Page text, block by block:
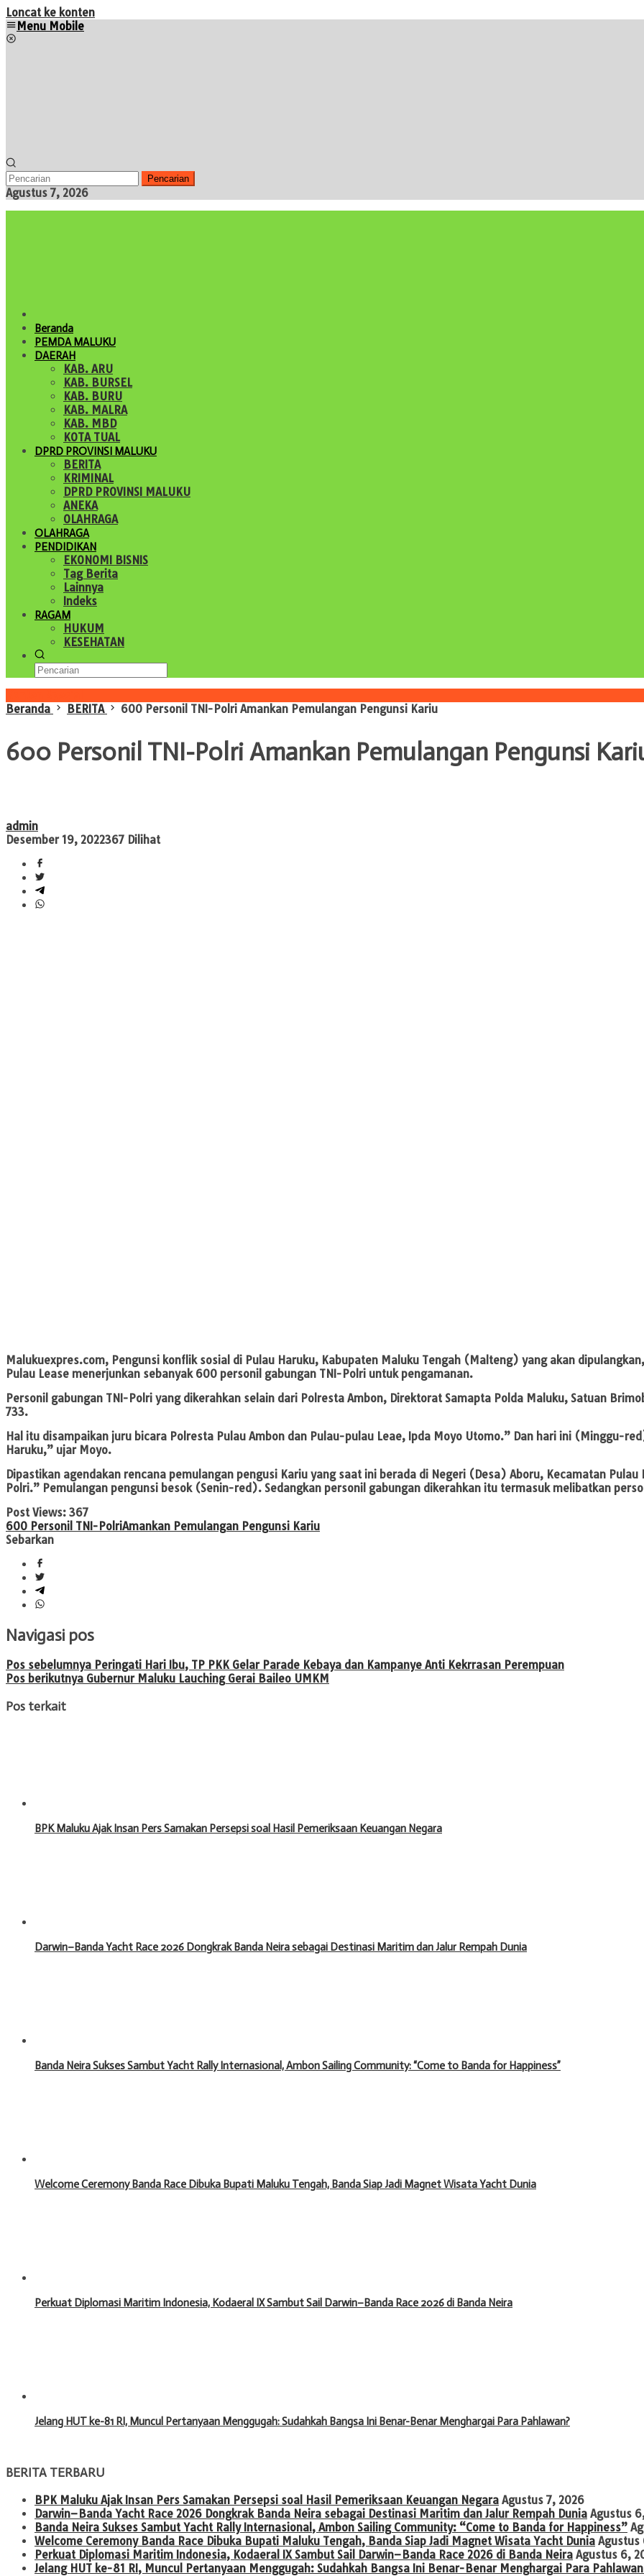
Loncat ke konten
Menu Mobile
Pencarian
Agustus 7, 2026
Beranda
PEMDA MALUKU
DAERAH
KAB. ARU
KAB. BURSEL
KAB. BURU
KAB. MALRA
KAB. MBD
KOTA TUAL
DPRD PROVINSI MALUKU
BERITA
KRIMINAL
DPRD PROVINSI MALUKU
ANEKA
OLAHRAGA
OLAHRAGA
PENDIDIKAN
EKONOMI BISNIS
Tag Berita
Lainnya
Indeks
RAGAM
HUKUM
KESEHATAN
Beranda
BERITA 600 Personil TNI-Polri Amankan Pemulangan Pengunsi Kariu
600 Personil TNI-Polri Amankan Pemulangan Pengunsi
admin
Desember 19, 2022367 Dilihat
Malukuexpres.com, Pengunsi konflik sosial di Pulau Haruku, Kabupaten Maluku Tengah (Malteng) yang akan
Pulau Lease menerjunkan sebanyak 600 personil gabungan TNI-Polri untuk pengamanan.
Personil gabungan TNI-Polri yang dikerahkan selain dari Polresta Ambon, Direktorat Samapta Polda Maluku, Satuan
733.
Hal itu disampaikan juru bicara Polresta Pulau Ambon dan Pulau-pulau Leae, Ipda Moyo Utomo.” Dan hari ini (Minggu-
Haruku,” ujar Moyo.
Dipastikan agendakan rencana pemulangan pengusi Kariu yang saat ini berada di Negeri (Desa) Aboru, Kecamatan
Polri.” Pemulangan pengunsi besok (Senin-red). Sedangkan personil gabungan dikerahkan itu termasuk melibatkan
Post Views: 367
600 Personil TNI-PolriAmankan Pemulangan Pengunsi Kariu
Sebarkan
Navigasi pos
Pos sebelumnya Peringati Hari Ibu, TP PKK Gelar Parade Kebaya dan Kampanye Anti Kekrrasan Perempuan
Pos berikutnya Gubernur Maluku Lauching Gerai Baileo UMKM
Pos terkait
BPK Maluku Ajak Insan Pers Samakan Persepsi soal Hasil Pemeriksaan Keuangan Negara
Darwin–Banda Yacht Race 2026 Dongkrak Banda Neira sebagai Destinasi Maritim dan Jalur Rempah Dunia
Banda Neira Sukses Sambut Yacht Rally Internasional, Ambon Sailing Community: “Come to Banda for Happiness”
Welcome Ceremony Banda Race Dibuka Bupati Maluku Tengah, Banda Siap Jadi Magnet Wisata Yacht Dunia
Perkuat Diplomasi Maritim Indonesia, Kodaeral IX Sambut Sail Darwin–Banda Race 2026 di Banda Neira
Jelang HUT ke-81 RI, Muncul Pertanyaan Menggugah: Sudahkah Bangsa Ini Benar-Benar Menghargai Para Pahlawan?
BERITA TERBARU
BPK Maluku Ajak Insan Pers Samakan Persepsi soal Hasil Pemeriksaan Keuangan Negara Agustus 7, 2026
Darwin–Banda Yacht Race 2026 Dongkrak Banda Neira sebagai Destinasi Maritim dan Jalur Rempah Dunia Agustus
Banda Neira Sukses Sambut Yacht Rally Internasional, Ambon Sailing Community: “Come to Banda for Happiness”
Welcome Ceremony Banda Race Dibuka Bupati Maluku Tengah, Banda Siap Jadi Magnet Wisata Yacht Dunia Agustus
Perkuat Diplomasi Maritim Indonesia, Kodaeral IX Sambut Sail Darwin–Banda Race 2026 di Banda Neira Agustus 6,
Jelang HUT ke-81 RI, Muncul Pertanyaan Menggugah: Sudahkah Bangsa Ini Benar-Benar Menghargai Para